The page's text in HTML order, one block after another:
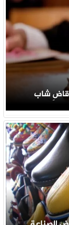
قاضِ شاب